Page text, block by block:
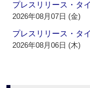
プレスリリース・タ
2026年08月07日 (金)
プレスリリース・タ
2026年08月06日 (木)